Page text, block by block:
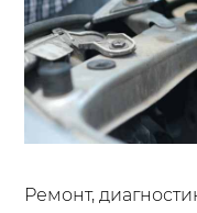
Ремонт,